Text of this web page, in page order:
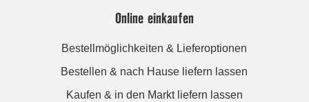
Online einkaufen
Bestellmöglichkeiten & Lieferoptionen
Bestellen & nach Hause liefern lassen
Kaufen & in den Markt liefern lassen